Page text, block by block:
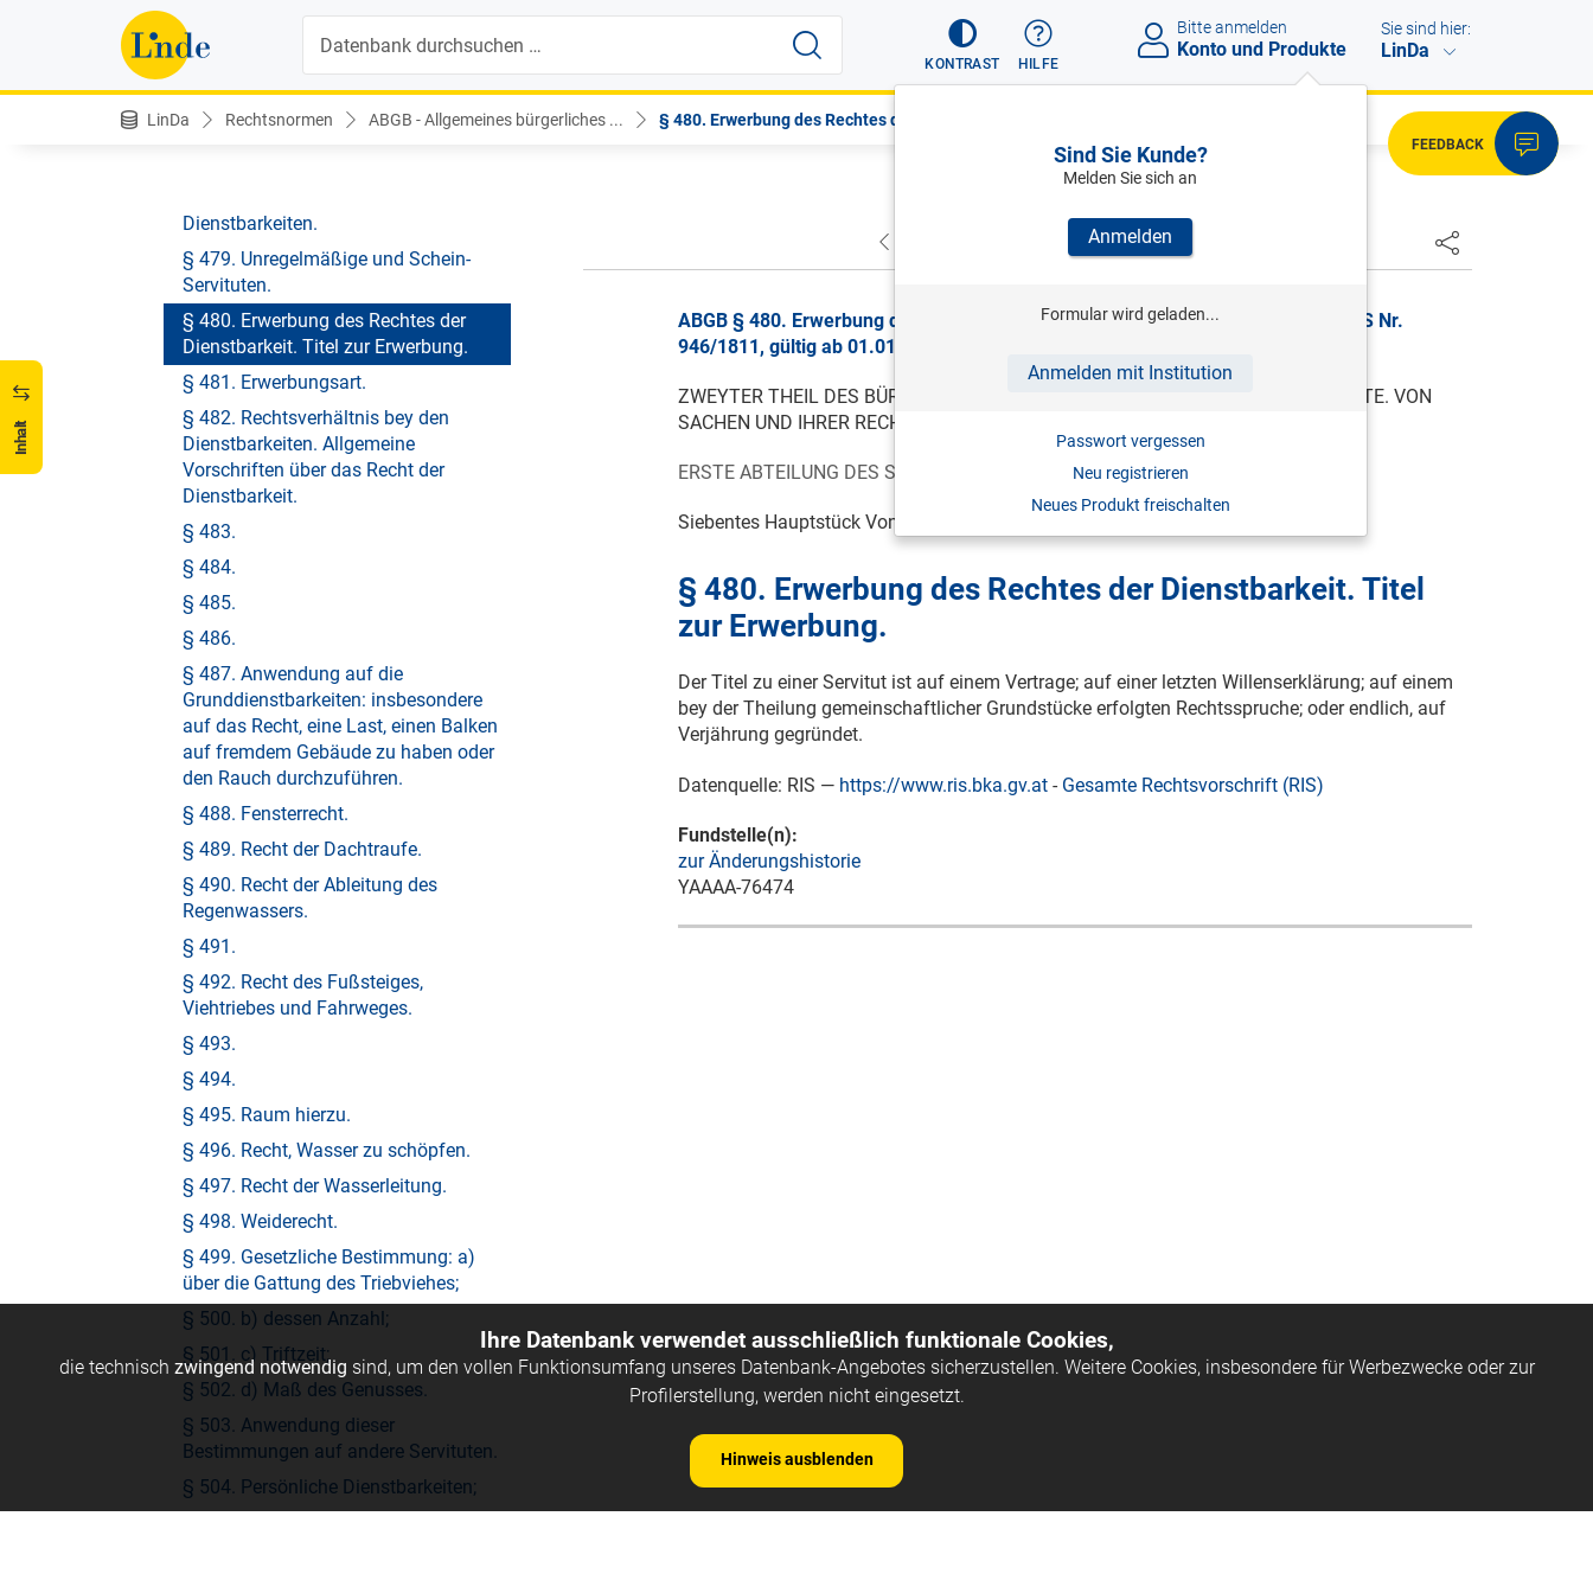
KONTRAST HILFE
Bitte anmelden
Konto und Produkte
Sind Sie Kunde?
Melden Sie sich an
Anmelden
Formular wird geladen...
Anmelden mit Institution
Passwort vergessen
Neu registrieren
Neues Produkt freischalten
Sie sind hier:
LinDa
LinDa Rechtsnormen ABGB - Allgemeines bürgerliches ... § 480. Erwerbung des Rechtes der...
FEEDBACK
Inhalt
§ 474. in Feld- und Haus-Servituten.
§ 475. Gewöhnlichere Arten: a) der
Haus-Servituten;
§ 476.
Dienstbarkeiten.
§ 479. Unregelmäßige und Schein-
Servituten.
§ 480. Erwerbung des Rechtes der
Dienstbarkeit. Titel zur Erwerbung.
§ 481. Erwerbungsart.
§ 482. Rechtsverhältnis bey den
Dienstbarkeiten. Allgemeine
Vorschriften über das Recht der
Dienstbarkeit.
§ 483.
§ 484.
§ 485.
§ 486.
§ 487. Anwendung auf die
Grunddienstbarkeiten: insbesondere
auf das Recht, eine Last, einen Balken
auf fremdem Gebäude zu haben oder
den Rauch durchzuführen.
§ 488. Fensterrecht.
§ 489. Recht der Dachtraufe.
§ 490. Recht der Ableitung des
Regenwassers.
§ 491.
§ 492. Recht des Fußsteiges,
Viehtriebes und Fahrweges.
§ 493.
§ 494.
§ 495. Raum hierzu.
§ 496. Recht, Wasser zu schöpfen.
§ 497. Recht der Wasserleitung.
§ 498. Weiderecht.
§ 499. Gesetzliche Bestimmung: a)
über die Gattung des Triebviehes;
§ 500. b) dessen Anzahl;
§ 501. c) Triftzeit;
§ 502. d) Maß des Genusses.
§ 503. Anwendung dieser
Bestimmungen auf andere Servituten.
§ 504. Persönliche Dienstbarkeiten;
insbesondere: 1) das Recht des
NÄCHSTER
ABGB § 480. Erwerbung des Rechtes der Dienstbarkeit. Titel zur Erwerbung., JGS Nr.
946/1811, gültig ab 01.01.1812
ZWEYTER THEIL DES BÜRGERLICHEN GESETZBUCHES. VON DEM SACHENRECHTE. VON
SACHEN UND IHRER RECHTLICHEN EINTHEILUNG.
ERSTE ABTEILUNG DES SACHENRECHTES. VON DEN DINGLICHEN RECHTEN.
Siebentes Hauptstück Von Dienstbarkeiten (Servituten)
§ 480. Erwerbung des Rechtes der Dienstbarkeit. Titel
zur Erwerbung.
Der Titel zu einer Servitut ist auf einem Vertrage; auf einer letzten Willenserklärung; auf einem
bey der Theilung gemeinschaftlicher Grundstücke erfolgten Rechtsspruche; oder endlich, auf
Verjährung gegründet.
Datenquelle: RIS — https://www.ris.bka.gv.at - Gesamte Rechtsvorschrift (RIS)
Fundstelle(n):
zur Änderungshistorie
YAAAA-76474
Ihre Datenbank verwendet ausschließlich funktionale Cookies,
die technisch zwingend notwendig sind, um den vollen Funktionsumfang unseres Datenbank-Angebotes sicherzustellen. Weitere Cookies, insbesondere für Werbezwecke oder zur
Profilerstellung, werden nicht eingesetzt.
Hinweis ausblenden